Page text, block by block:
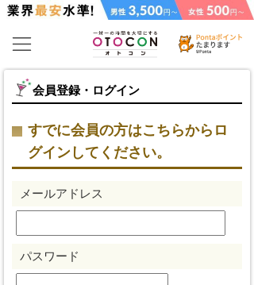
会員登録・ログイン
すでに会員の方はこちらからロ
グインしてください。
メールアドレス
パスワード